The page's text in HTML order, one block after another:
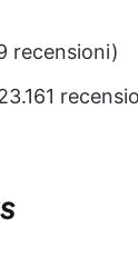
recensioni)